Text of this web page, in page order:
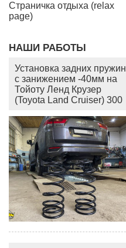
Страничка отдыха (relax
page)
НАШИ РАБОТЫ
Установка задних пружин
с занижением -40мм на
Тойоту Ленд Крузер
(Toyota Land Cruiser) 300